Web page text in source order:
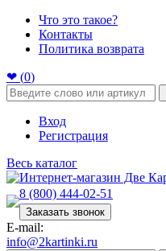
Что это такое?
Контакты
Политика возврата
❤ (0)
Вход
Регистрация
Весь каталог
8 (800) 444-02-51
Заказать звонок
E-mail:
info@2kartinki.ru